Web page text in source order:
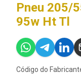
Pneu 205/
95w Ht Tl
Código do